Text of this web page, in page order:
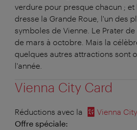
verdure pour presque chacun ; et
dresse la Grande Roue, l'un des
symboles de Vienne. Le Prater
de mars à octobre. Mais la
quelques autres attractions sont
l'année.
Vienna City Card
Réductions avec la Vienna
Offre spéciale: